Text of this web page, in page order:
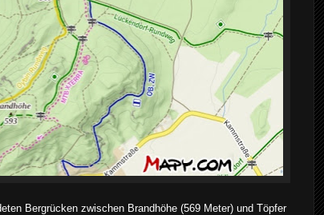
Bergrücken zwischen Brandhöhe (569 Meter) und Töpfer